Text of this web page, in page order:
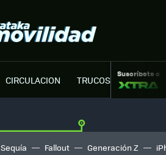
CIRCULACION TRUCOS MOTOR
Suscríbete a
Sequía Fallout Generación Z